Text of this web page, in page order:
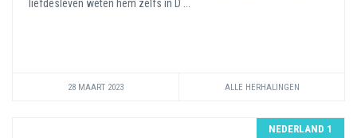
liefdesleven weten hem zelfs in D ...
28 MAART 2023 ALLE HERHALINGEN
NEDERLAND 1